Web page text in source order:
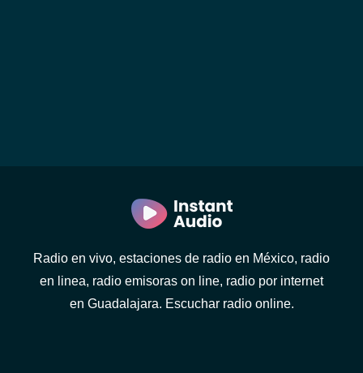
Radio en vivo, estaciones de radio en México, radio
en linea, radio emisoras on line, radio por internet
en Guadalajara. Escuchar radio online.